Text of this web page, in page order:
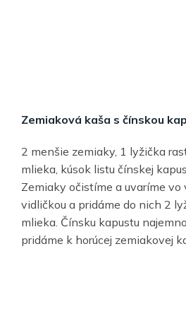
Zemiaková kaša s čínskou
2 menšie zemiaky, 1 lyžička
mlieka, kúsok listu čínskej
Zemiaky očistíme a uvaríme vo
vidličkou a pridáme do nich 2
mlieka. Čínsku kapustu
pridáme k horúcej zemiakovej